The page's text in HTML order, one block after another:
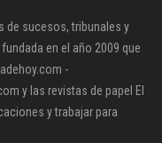
de sucesos, tribunales y
en el año 2009 que
-
y las revistas de papel El
y trabajar para